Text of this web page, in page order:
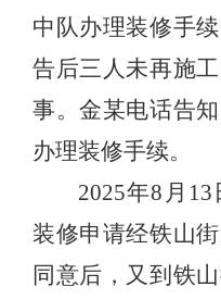
中队办理装修手
告后三人未再施
事。金某电话告
办理装修手续。
2025年8月
装修申请经铁山
同意后，又到铁